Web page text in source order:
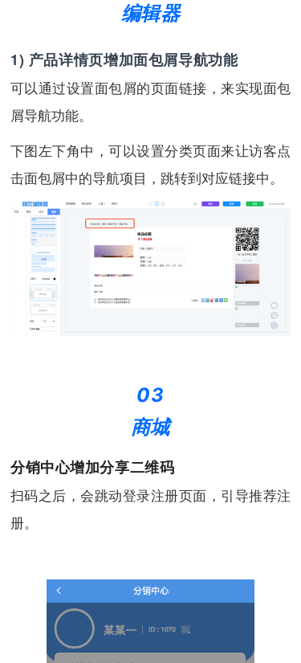
编辑器
1) 产品详情页增加面包屑导航功能
可以通过设置面包屑的页面链接，来实现面包
屑导航功能。
下图左下角中，可以设置分类页面来让访客点
击面包屑中的导航项目，跳转到对应链接中。
03
商城
分销中心增加分享二维码
扫码之后，会跳动登录注册页面，引导推荐注
册。